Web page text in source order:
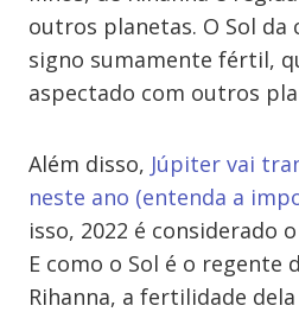
outros planetas. O Sol da
signo sumamente fértil,
aspectado com outros
Além disso, Júpiter vai
neste ano (entenda a
isso, 2022 é considerado
E como o Sol é o regente
Rihanna, a fertilidade